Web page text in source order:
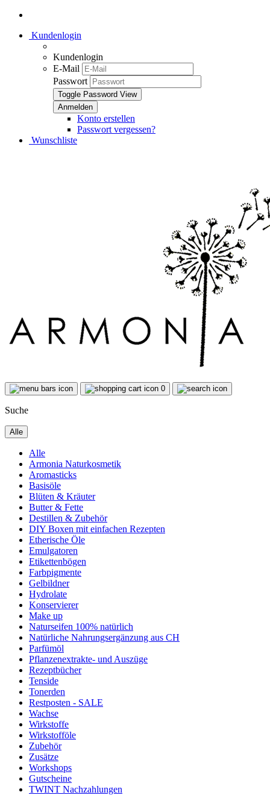
Kundenlogin
Kundenlogin
E-Mail
Passwort
Toggle Password View
Konto erstellen
Passwort vergessen?
Wunschliste
0
Suche
Alle
Alle
Armonia Naturkosmetik
Aromasticks
Basisöle
Blüten & Kräuter
Butter & Fette
Destillen & Zubehör
DIY Boxen mit einfachen Rezepten
Etherische Öle
Emulgatoren
Etikettenbögen
Farbpigmente
Gelbildner
Hydrolate
Konservierer
Make up
Naturseifen 100% natürlich
Natürliche Nahrungsergänzung aus CH
Parfümöl
Pflanzenextrakte- und Auszüge
Rezeptbücher
Tenside
Tonerden
Restposten - SALE
Wachse
Wirkstoffe
Wirkstofföle
Zubehör
Zusätze
Workshops
Gutscheine
TWINT Nachzahlungen